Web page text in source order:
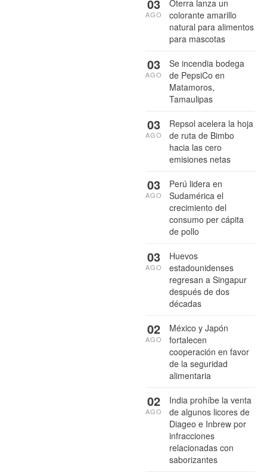
Oterra lanza un
colorante amarillo
natural para alimentos
para mascotas
03
AGO
Se incendia bodega
de PepsiCo en
Matamoros,
Tamaulipas
03
AGO
Repsol acelera la hoja
de ruta de Bimbo
hacia las cero
emisiones netas
03
AGO
Perú lidera en
Sudamérica el
crecimiento del
consumo per cápita
de pollo
03
AGO
Huevos
estadounidenses
regresan a Singapur
después de dos
décadas
03
AGO
México y Japón
fortalecen
cooperación en favor
de la seguridad
alimentaria
02
AGO
India prohíbe la venta
de algunos licores de
Diageo e Inbrew por
infracciones
relacionadas con
saborizantes
02
AGO